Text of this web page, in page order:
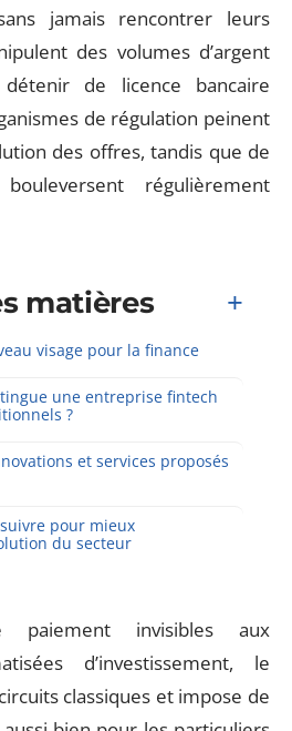
jamais rencontrer leurs
des volumes d’argent
détenir de licence bancaire
de régulation peinent
des offres, tandis que de
régulièrement
matières
visage pour la finance
une entreprise fintech
?
et services proposés
pour mieux
du secteur
paiement invisibles aux
d’investissement, le
classiques et impose de